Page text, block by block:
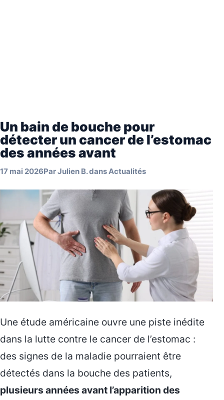
Un bain de bouche pour
détecter un cancer de l’estomac
des années avant
17 mai 2026ParJulien B.dansActualités
Une étude américaine ouvre une piste inédite
dans la lutte contre le cancer de l’estomac :
des signes de la maladie pourraient être
détectés dans la bouche des patients,
plusieurs années avant l’apparition des